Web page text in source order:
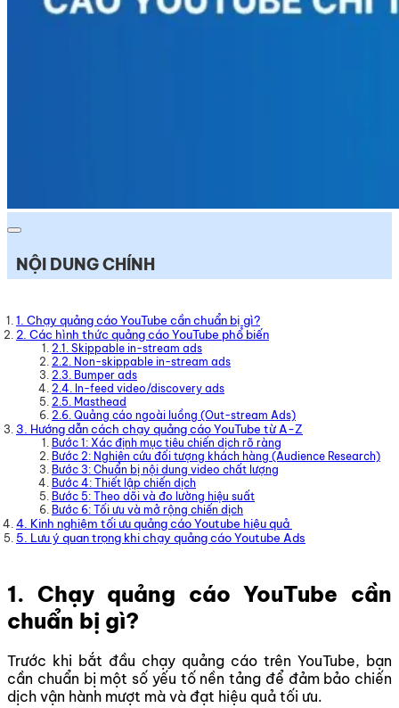
NỘI DUNG CHÍNH
1. Chạy quảng cáo YouTube cần chuẩn bị gì?
2. Các hình thức quảng cáo YouTube phổ biến
2.1. Skippable in-stream ads
2.2. Non-skippable in-stream ads
2.3. Bumper ads
2.4. In-feed video/discovery ads
2.5. Masthead
2.6. Quảng cáo ngoài luồng (Out-stream Ads)
3. Hướng dẫn cách chạy quảng cáo YouTube từ A-Z
Bước 1: Xác định mục tiêu chiến dịch rõ ràng
Bước 2: Nghiên cứu đối tượng khách hàng (Audience Research)
Bước 3: Chuẩn bị nội dung video chất lượng
Bước 4: Thiết lập chiến dịch
Bước 5: Theo dõi và đo lường hiệu suất
Bước 6: Tối ưu và mở rộng chiến dịch
4. Kinh nghiệm tối ưu quảng cáo Youtube hiệu quả
5. Lưu ý quan trọng khi chạy quảng cáo Youtube Ads
1. Chạy quảng cáo YouTube cần
chuẩn bị gì?
Trước khi bắt đầu chạy quảng cáo trên YouTube, bạn
cần chuẩn bị một số yếu tố nền tảng để đảm bảo chiến
dịch vận hành mượt mà và đạt hiệu quả tối ưu.